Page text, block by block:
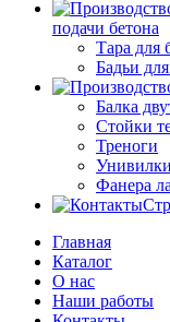
подачи бетона
Тара для
Бадьи
Балка
Стойки
Треноги
Унивилки
Фанера
Главная
Каталог
О нас
Наши работы